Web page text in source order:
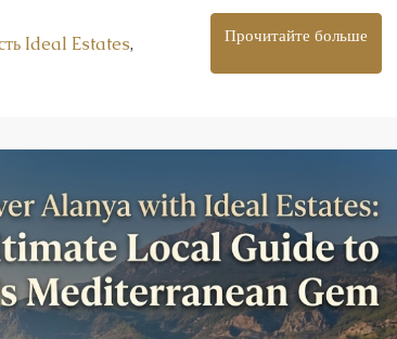
Ideal Estates,
Прочитайте больше